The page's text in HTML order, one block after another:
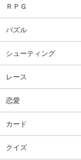
ＲＰＧ
パズル
シューティング
レース
恋愛
カード
クイズ